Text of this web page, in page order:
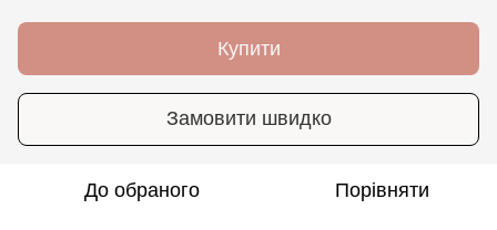
Купити
Замовити швидко
До обраного Порівняти